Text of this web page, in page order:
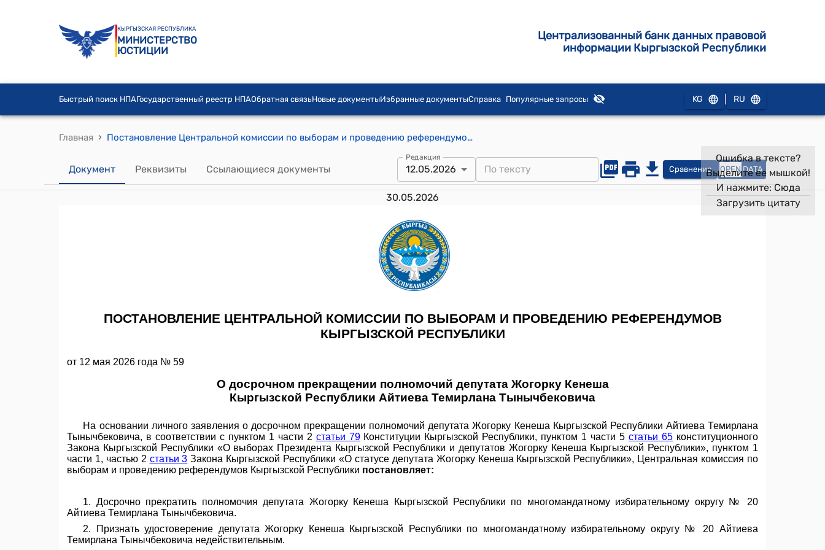
КЫРГЫЗСКАЯ РЕСПУБЛИКА
МИНИСТЕРСТВО
ЮСТИЦИИ
Централизованный банк данных правовой
информации Кыргызской Республики
Быстрый поиск НПАГосударственный реестр НПАОбратная связьНовые документыИзбранные документыСправка Популярные запросы KG RU
Главная › Постановление Центральной комиссии по выборам и проведению референдумов КР от 12 мая 2026 года № 59 "О досрочном прекращении полномочий депутата Жогорку Кенеша Кыргызской Республики Айтиева Темирлана Тынычбековича"
Документ Реквизиты Ссылающиеся документы
Редакция
12.05.2026 Сравнение OPEN DATA
30.05.2026
Ошибка в тексте?
Выделите ее мышкой!
И нажмите: Сюда
Загрузить цитату